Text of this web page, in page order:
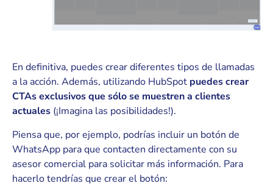
En definitiva, puedes crear diferentes tipos de llamadas
a la acción. Además, utilizando HubSpot puedes crear
CTAs exclusivos que sólo se muestren a clientes
actuales (¡Imagina las posibilidades!).
Piensa que, por ejemplo, podrías incluir un botón de
WhatsApp para que contacten directamente con su
asesor comercial para solicitar más información. Para
hacerlo tendrías que crear el botón: